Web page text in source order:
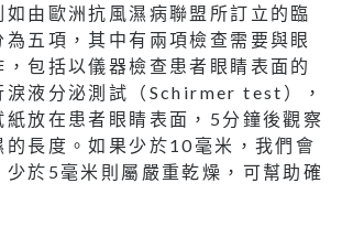
由歐洲抗風濕病聯盟所訂立的臨
為五項，其中有兩項檢查需要與眼
包括以儀器檢查患者眼睛表面的
淚液分泌測試（Schirmer test），
紙放在患者眼睛表面，5分鐘後觀察
的長度。如果少於10毫米，我們會
少於5毫米則屬嚴重乾燥，可幫助確